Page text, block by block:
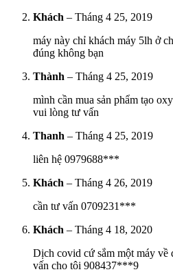
Khách – Tháng 4 25, 2019
máy này chỉ khách máy 5lh ở
đúng không bạn
Thành – Tháng 4 25, 2019
mình cần mua sản phẩm tạo
vui lòng tư vấn
Thanh – Tháng 4 25, 2019
liên hệ 0979688***
Khách – Tháng 4 26, 2019
cần tư vấn 0709231***
Khách – Tháng 4 18, 2020
Dịch covid cứ sắm một máy
vấn cho tôi 908437***9